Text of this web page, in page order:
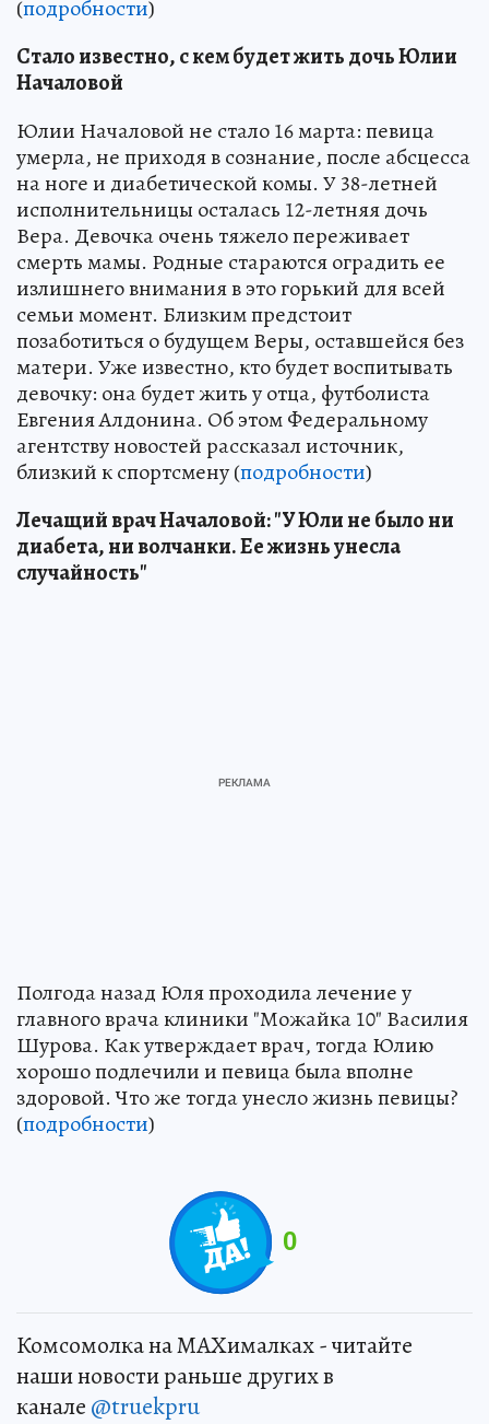
(подробности)
Стало известно, с кем будет жить дочь Юлии
Началовой
Юлии Началовой не стало 16 марта: певица
умерла, не приходя в сознание, после абсцесса
на ноге и диабетической комы. У 38-летней
исполнительницы осталась 12-летняя дочь
Вера. Девочка очень тяжело переживает
смерть мамы. Родные стараются оградить ее
излишнего внимания в это горький для всей
семьи момент. Близким предстоит
позаботиться о будущем Веры, оставшейся без
матери. Уже известно, кто будет воспитывать
девочку: она будет жить у отца, футболиста
Евгения Алдонина. Об этом Федеральному
агентству новостей рассказал источник,
близкий к спортсмену (подробности)
Лечащий врач Началовой: "У Юли не было ни
диабета, ни волчанки. Ее жизнь унесла
случайность"
Полгода назад Юля проходила лечение у
главного врача клиники "Можайка 10" Василия
Шурова. Как утверждает врач, тогда Юлию
хорошо подлечили и певица была вполне
здоровой. Что же тогда унесло жизнь певицы?
(подробности)
0
Комсомолка на MAXималках - читайте
наши новости раньше других в
канале @truekpru